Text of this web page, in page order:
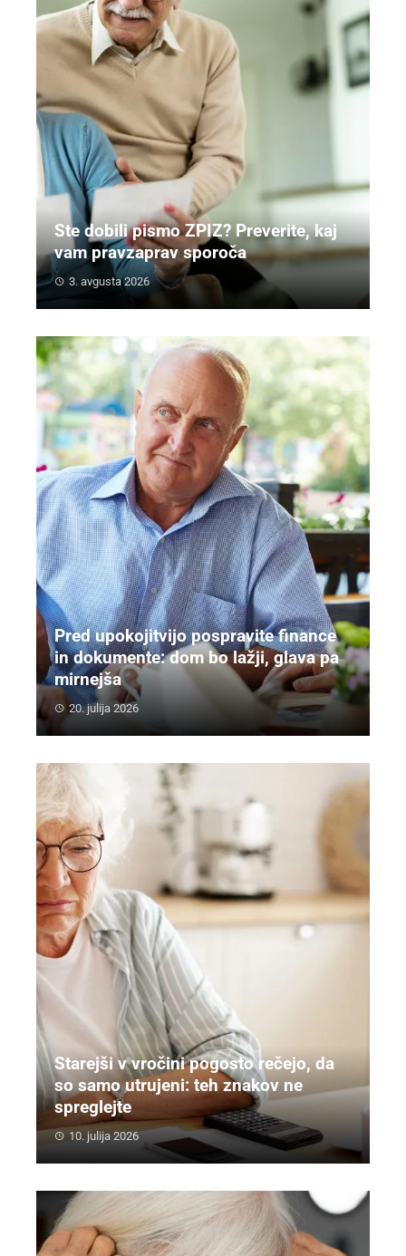
Ste dobili pismo ZPIZ? Preverite, kaj
vam pravzaprav sporoča
3. avgusta 2026
Pred upokojitvijo pospravite finance
in dokumente: dom bo lažji, glava pa
mirnejša
20. julija 2026
Starejši v vročini pogosto rečejo, da
so samo utrujeni: teh znakov ne
spreglejte
10. julija 2026